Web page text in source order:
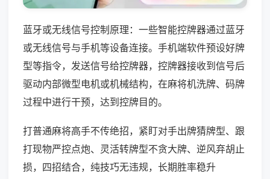
蓝牙或无线信号控制原理：一些智能控牌器通过蓝牙
或无线信号与手机等设备连接。手机端软件预设好牌
型等指令，发送信号给控牌器，控牌器接收到信号后
驱动内部微型电机或机械结构，在麻将机洗牌、码牌
过程中进行干预，达到控牌目的。
打普通麻将高手不传绝招，紧盯对手出牌猜牌型、跟
打现物严控点炮、灵活转牌型不贪大牌、逆风弃胡止
损，四招结合，纯技巧无违规，长期胜率稳升